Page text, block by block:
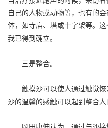
自己的人物或动物等，也有的
体，如寺庙、塔或十字架等。
我已得到确立。
三是整合。
触摸沙可以使人通过触觉恢
沙的温馨的感触可以起到整合人